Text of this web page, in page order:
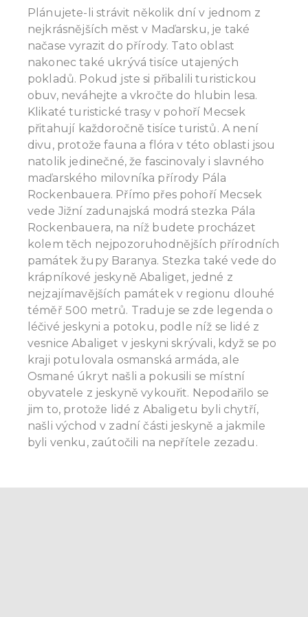
Plánujete-li strávit několik dní v jednom z
nejkrásnějších měst v Maďarsku, je také
načase vyrazit do přírody. Tato oblast
nakonec také ukrývá tisíce utajených
pokladů. Pokud jste si přibalili turistickou
obuv, neváhejte a vkročte do hlubin lesa.
Klikaté turistické trasy v pohoří Mecsek
přitahují každoročně tisíce turistů. A není
divu, protože fauna a flóra v této oblasti jsou
natolik jedinečné, že fascinovaly i slavného
maďarského milovníka přírody Pála
Rockenbauera. Přímo přes pohoří Mecsek
vede Jižní zadunajská modrá stezka Pála
Rockenbauera, na níž budete procházet
kolem těch nejpozoruhodnějších přírodních
památek župy Baranya. Stezka také vede do
krápníkové jeskyně Abaliget, jedné z
nejzajímavějších památek v regionu dlouhé
téměř 500 metrů. Traduje se zde legenda o
léčivé jeskyni a potoku, podle níž se lidé z
vesnice Abaliget v jeskyni skrývali, když se po
kraji potulovala osmanská armáda, ale
Osmané úkryt našli a pokusili se místní
obyvatele z jeskyně vykouřit. Nepodařilo se
jim to, protože lidé z Abaligetu byli chytří,
našli východ v zadní části jeskyně a jakmile
byli venku, zaútočili na nepřítele zezadu.